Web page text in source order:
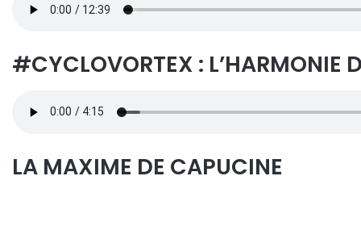
#CYCLOVORTEX : L’HARMONIE
LA MAXIME DE CAPUCINE